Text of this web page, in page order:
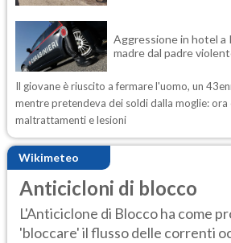
Aggressione in hotel a
madre dal padre
Il giovane è riuscito a fermare l'uomo, un
mentre pretendeva dei soldi dalla moglie: ora
maltrattamenti e lesioni
Wikimeteo
Anticicloni di blocco
L'Anticiclone di Blocco ha come
'bloccare' il flusso delle correnti